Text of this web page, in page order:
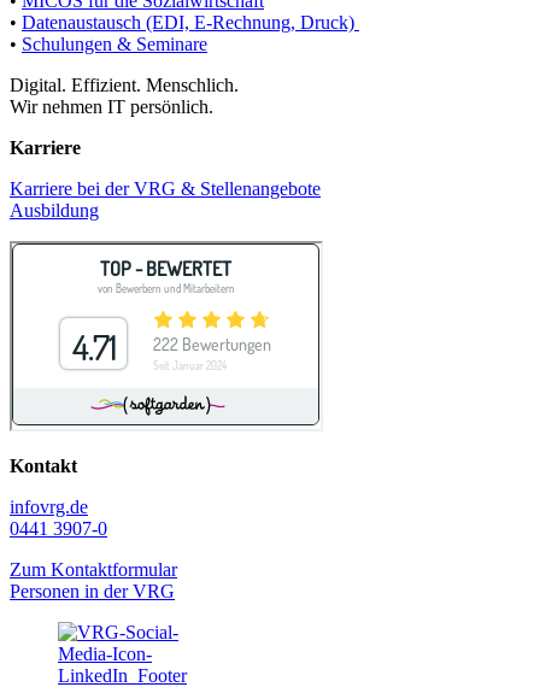
• Datenaustausch (EDI, E-Rechnung, Druck)
• Schulungen & Seminare
Digital. Effizient. Menschlich.
Wir nehmen IT persönlich.
Karriere
Karriere bei der VRG & Stellenangebote
Ausbildung
Kontakt
infovrg.de
0441 3907-0
Zum Kontaktformular
Personen in der VRG